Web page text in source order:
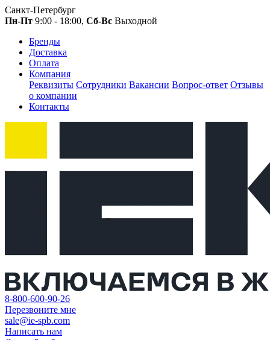
Санкт-Петербург
Пн-Пт 9:00 - 18:00, Сб-Вс Выходной
Бренды
Доставка
Оплата
Компания
Реквизиты Сотрудники Вакансии Вопрос-ответ Отзывы
о компании
Контакты
8-800-600-90-26
Перезвоните мне
sale@ie-spb.com
Написать нам